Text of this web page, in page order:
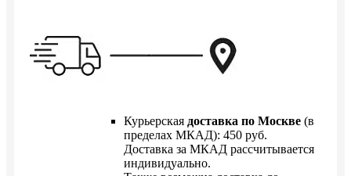
Курьерская доставка по Москве (в
пределах МКАД): 450 руб.
Доставка за МКАД рассчитывается
индивидуально.